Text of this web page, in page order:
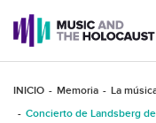
INICIO Memoria
La
Concierto de Landsberg